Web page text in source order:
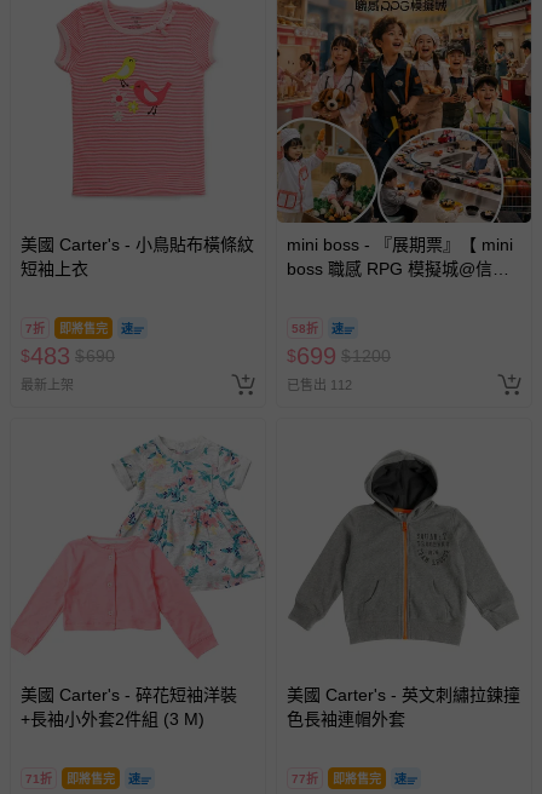
美國 Carter's - 小鳥貼布橫條紋
短袖上衣
7折 即將售完
$483 $690
最新上架
mini boss - 『展期票』【 mini
boss 職感 RPG 模擬城@信義
期作廢) (兒童票(2歲以上)贈一
名陪伴成人)
58折
$699 $1200
已售出 112
美國 Carter's - 碎花短袖洋裝
+長袖小外套2件組 (3 M)
71折 即將售完
美國 Carter's - 英文刺繡拉鍊撞
色長袖連帽外套
77折 即將售完